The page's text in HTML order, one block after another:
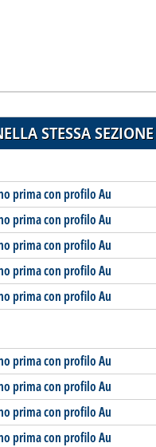
STESSA SEZIONE
prima con profilo Au
prima con profilo Au
prima con profilo Au
prima con profilo Au
prima con profilo Au
prima con profilo Au
prima con profilo Au
prima con profilo Au
prima con profilo Au